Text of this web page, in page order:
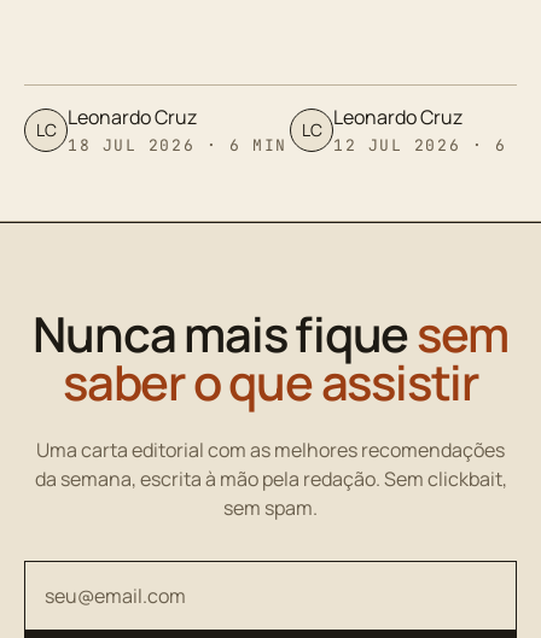
LC Leonardo Cruz
18 JUL 2026 · 6 MIN
LC Leonardo Cruz
12 JUL 2026 · 6
Nunca mais fiquesem
saber o que assistir
Uma carta editorial com as melhores recomendações
da semana, escrita à mão pela redação. Sem clickbait,
sem spam.